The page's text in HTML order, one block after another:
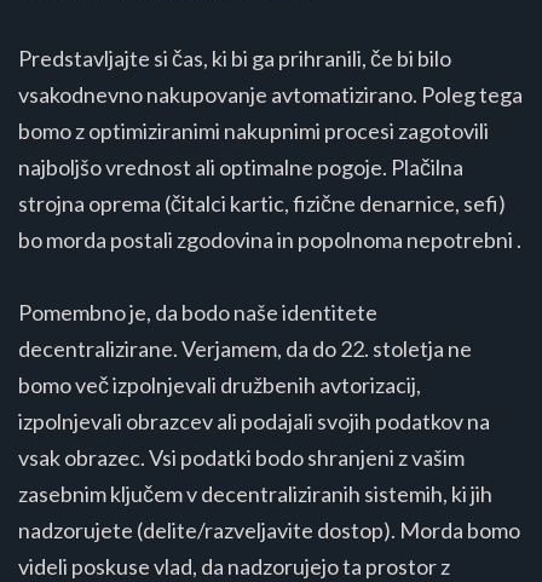
Predstavljajte si čas, ki bi ga prihranili, če bi bilo
vsakodnevno nakupovanje avtomatizirano. Poleg tega
bomo z optimiziranimi nakupnimi procesi zagotovili
najboljšo vrednost ali optimalne pogoje. Plačilna
strojna oprema (čitalci kartic, fizične denarnice, sefi)
bo morda postali zgodovina in popolnoma nepotrebni .
Pomembno je, da bodo naše identitete
decentralizirane. Verjamem, da do 22. stoletja ne
bomo več izpolnjevali družbenih avtorizacij,
izpolnjevali obrazcev ali podajali svojih podatkov na
vsak obrazec. Vsi podatki bodo shranjeni z vašim
zasebnim ključem v decentraliziranih sistemih, ki jih
nadzorujete (delite/razveljavite dostop). Morda bomo
videli poskuse vlad, da nadzorujejo ta prostor z